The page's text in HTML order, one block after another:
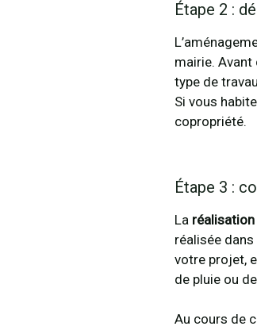
Étape 2 :
mairie.
type de
Si vous
copropriété.
Étape 3 :
La
réalisée
votre projet,
de pluie ou
Au cours de